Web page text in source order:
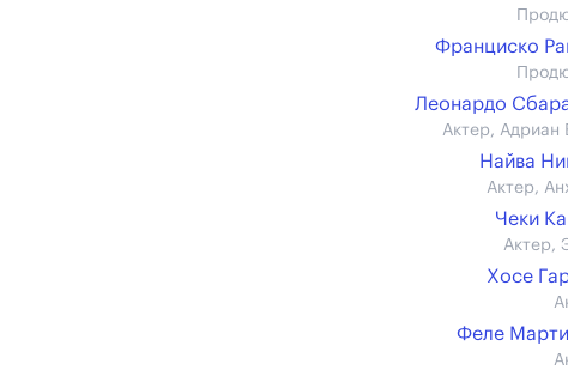
Франциско
Леонардо
Актер, Адриан
Найва
Актер,
Чеки
Актер,
Хосе
Феле